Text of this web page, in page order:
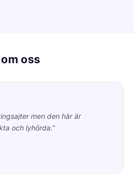
oss
men den här är
och lyhörda."